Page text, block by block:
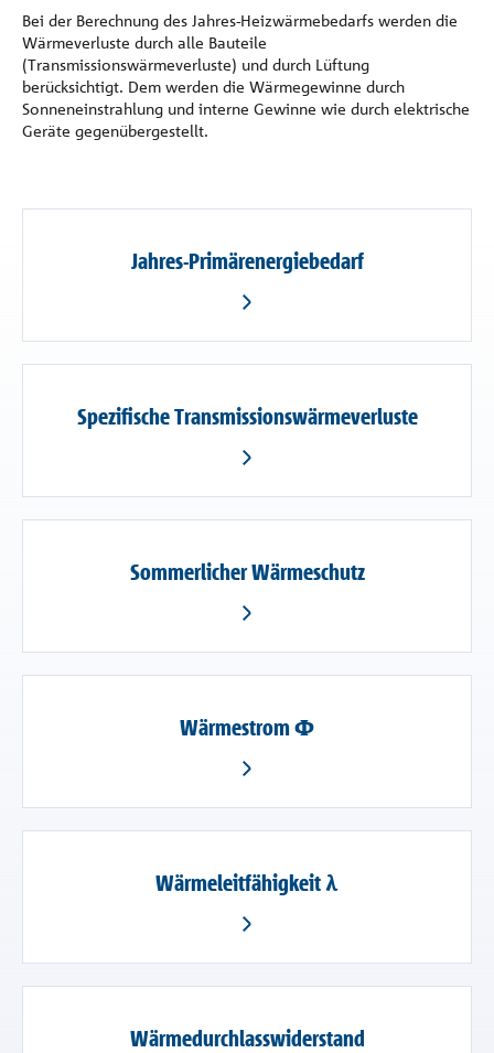
Unternehmen
Kontakt
Bei der Berechnung des Jahres-Heizwärmebedarfs werden die
Wärmeverluste durch alle Bauteile
(Transmissionswärmeverluste) und durch Lüftung
berücksichtigt. Dem werden die Wärmegewinne durch
Sonneneinstrahlung und interne Gewinne wie durch elektrische
Geräte gegenübergestellt.
Jahres-Primärenergiebedarf
Spezifische Transmissionswärmeverluste
Sommerlicher Wärmeschutz
Wärmestrom Φ
Wärmeleitfähigkeit λ
Wärmedurchlasswiderstand